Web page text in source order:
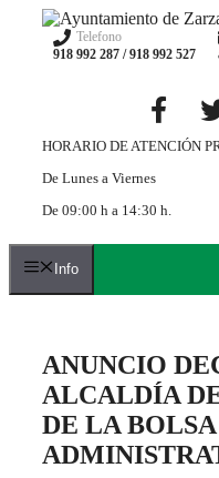
Saltar
contenido
Telefono
918 992 287 / 918 992 527
HORARIO DE ATENCIÓN
De Lunes a Viernes
De 09:00 h a 14:30 h.
Info
ANUNCIO
ALCALDÍA
DE LA